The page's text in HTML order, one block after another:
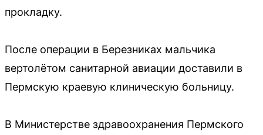
прокладку.
После операции в Березниках мальчика
вертолётом санитарной авиации доставили в
Пермскую краевую клиническую больницу.
В Министерстве здравоохранения Пермского